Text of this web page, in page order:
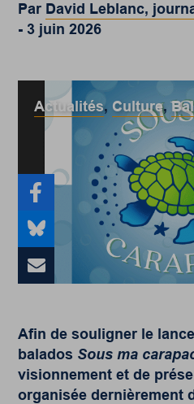
Par David Leblanc,
-3 juin 2026
Actualités, Culture,
Afin de souligner le
balados Sous ma
visionnement et de
organisée dernièrement